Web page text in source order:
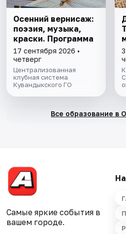
Осенний вернисаж:
поэзия, музыка,
краски. Программа
17 сентября 2026 •
четверг
Централизованная
клубная система
Кувандыкского ГО
Все образование в
Самые яркие события в
вашем городе.